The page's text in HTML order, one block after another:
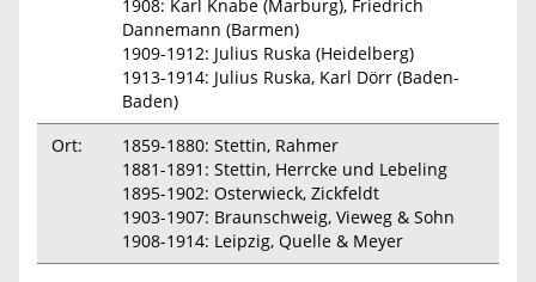
1908: Karl Knabe (Marburg), Friedrich
Dannemann (Barmen)
1909-1912: Julius Ruska (Heidelberg)
1913-1914: Julius Ruska, Karl Dörr (Baden-
Baden)
Ort:
1859-1880: Stettin, Rahmer
1881-1891: Stettin, Herrcke und Lebeling
1895-1902: Osterwieck, Zickfeldt
1903-1907: Braunschweig, Vieweg & Sohn
1908-1914: Leipzig, Quelle & Meyer